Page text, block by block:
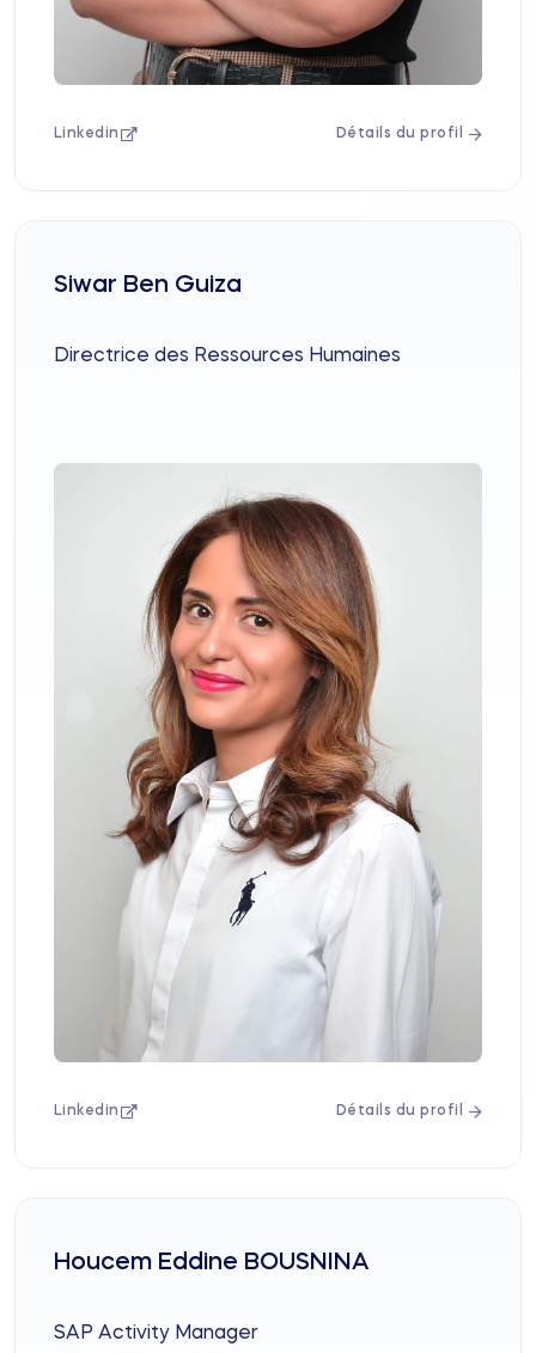
Linkedin Détails du profil
Siwar Ben Guiza
Directrice des Ressources Humaines
Linkedin Détails du profil
Houcem Eddine BOUSNINA
SAP Activity Manager